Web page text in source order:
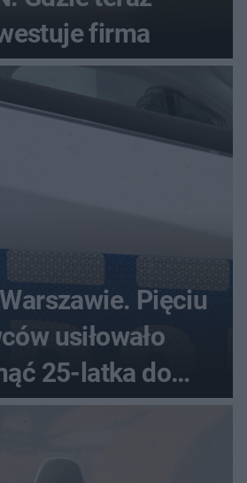
firma
Pięciu
usiłowało
25-latka do